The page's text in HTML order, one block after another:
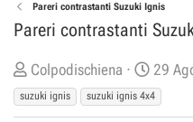
Pareri contrastanti Suzuki Ignis
Pareri contrastanti
C
r
e
Colpodischiena
D
a
t
29
suzuki ignis
suzuki ignis 4x4